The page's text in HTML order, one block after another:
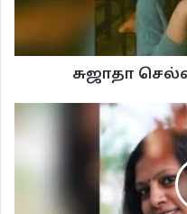
என்று சொல்லி மகிழ்வார்.
அப்படித்தான் இருந்தார்கள்.
விடுவார்கள். பைத்தியமாய்
ஆதரவாளன், அபிமானி என்று
எனது தற்காலிகப்
நான். வேலை
அதற்காகவே எனக்கு நீட்டிப்புக்
கடின உழைப்பிற்கு
சுஜாதா